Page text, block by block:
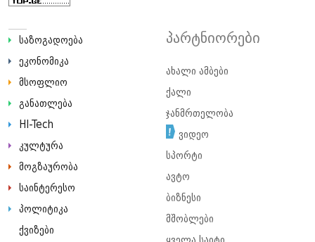
საზოგადოება
ეკონომიკა
მსოფლიო
განათლება
HI-Tech
კულტურა
მოგზაურობა
საინტერესო
პოლიტიკა
ქვიზები
პარტნიორები
ახალი ამბები
ქალი
ჯანმრთელობა
ვიდეო
სპორტი
ავტო
ბიზნესი
მშობლები